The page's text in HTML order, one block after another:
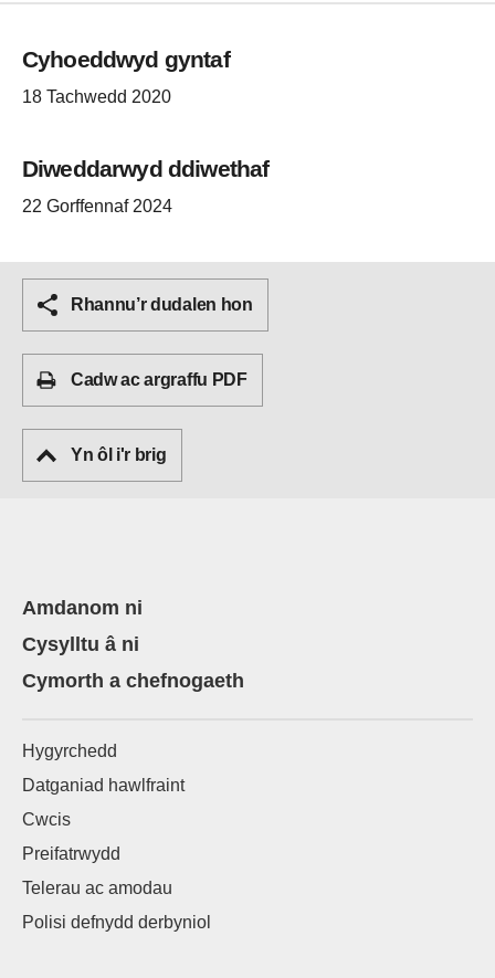
Cyhoeddwyd gyntaf
18 Tachwedd 2020
Diweddarwyd ddiwethaf
22 Gorffennaf 2024
Rhannu’r dudalen hon
Cadw ac argraffu PDF
Yn ôl i'r brig
Amdanom ni
Cysylltu â ni
Cymorth a chefnogaeth
Hygyrchedd
Datganiad hawlfraint
Cwcis
Preifatrwydd
Telerau ac amodau
Polisi defnydd derbyniol